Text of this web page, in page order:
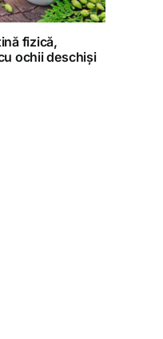
fizică,
ochii deschiși